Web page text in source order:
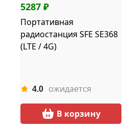
5287 ₽
Портативная
радиостанция SFE SE368
(LTE / 4G)
4.0 ожидается
В корзину